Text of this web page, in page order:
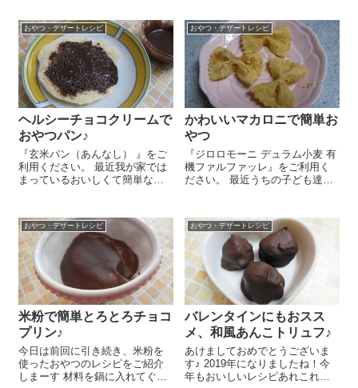
おやつ・デザートレシピ
ヘルシーチョコクリームで
おやつパン♪
『玄米パン（あんなし） 』をご
利用ください。 最近我が家では
まっているおいしくて簡単なお
レーン）』＋ヘルシーチョコク
リームの組み合わせ～😉 すごい
シンプルなんですが...
おやつ・デザートレシピ
かわいいマカロニで簡単お
やつ
『ジロロモーニ デュラム小麦 有
機ファルファッレ』をご利用く
ださい。 最近うちの子ども達が
な塩味だけの野菜スープにちょ
こっと入れるだけでものすごい
ご馳走に変わるようで...
おやつ・デザートレシピ
米粉で簡単とろとろチョコ
プリン♪
今日は前回に引き続き、米粉を
使ったおやつのレシピをご紹介
しまーす 材料を鍋に入れてぐる
おやつ・デザートレシピ
バレンタインにもおスス
メ、和風あんこトリュフ♪
あけましておめでとうございま
す♪ 2019年になりましたね！今
年もおいしいレシピあれこれ紹